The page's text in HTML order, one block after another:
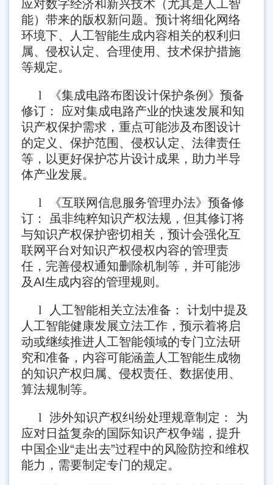
应对数字经济和新兴技术（尤其是人工智
能）带来的版权新问题。预计将细化网络
环境下、人工智能生成内容相关的权利归
属、侵权认定、合理使用、技术保护措施
等规定。
l 《集成电路布图设计保护条例》预备
修订： 应对集成电路产业的快速发展和知
识产权保护需求，重点可能涉及布图设计
的定义、保护范围、侵权认定、法律责任
等，以更好保护芯片设计成果，助力半导
体产业发展。
l 《互联网信息服务管理办法》预备修
订： 虽非纯粹知识产权法规，但其修订将
与知识产权保护密切相关，预计会强化互
联网平台对知识产权侵权内容的管理责
任，完善侵权通知删除机制等，并可能涉
及AI生成内容的管理规则。
l 人工智能相关立法准备： 计划中提及
人工智能健康发展立法工作，预示着将启
动或继续推进人工智能领域的专门立法研
究和准备，内容可能涵盖人工智能生成物
的知识产权归属、侵权责任、数据使用、
算法规制等。
l 涉外知识产权纠纷处理规章制定： 为
应对日益复杂的国际知识产权争端，提升
中国企业“走出去”过程中的风险防控和维权
能力，需要制定专门的规定。